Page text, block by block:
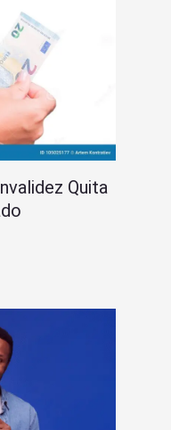
Quita